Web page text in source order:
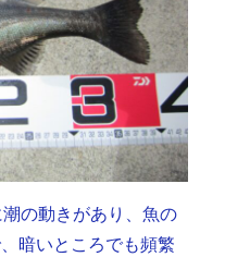
の動きがあり、魚の
暗いところでも頻繁